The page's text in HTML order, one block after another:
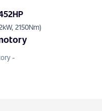
2150Nm)
-